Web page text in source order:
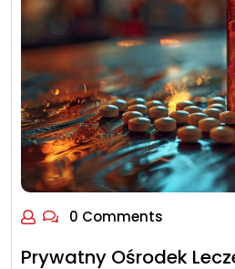
0 Comments
Prywatny Ośrodek